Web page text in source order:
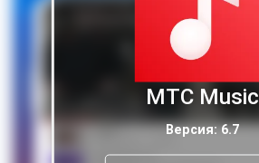
МТС Music
Версия: 6.7